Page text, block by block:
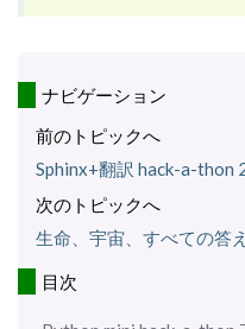
ナビゲーション
前のトピックへ
Sphinx+翻訳 hack-a-thon
次のトピックへ
生命、宇宙、すべての答え
目次